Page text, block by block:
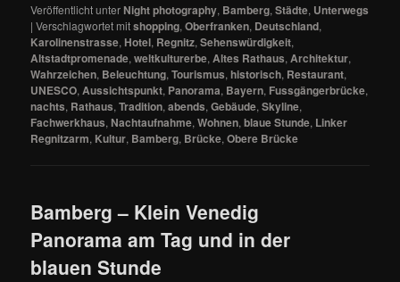
Veröffentlicht unter Night photography, Bamberg,Städte, Unterwegs
|Verschlagwortet mitshopping,Oberfranken, Deutschland,
Karolinenstrasse, Hotel, Regnitz,Sehenswürdigkeit,
Altstadtpromenade,weltkulturerbe, Altes Rathaus, Architektur,
Wahrzeichen, Beleuchtung,Tourismus,historisch, Restaurant,
UNESCO, Aussichtspunkt, Panorama, Bayern, Fussgängerbrücke,
nachts, Rathaus,Tradition,abends,Gebäude,Skyline,
Fachwerkhaus, Nachtaufnahme,Wohnen,blaue Stunde, Linker
Regnitzarm, Kultur, Bamberg, Brücke,Obere Brücke
Bamberg – Klein Venedig
Panorama am Tag und in der
blauen Stunde